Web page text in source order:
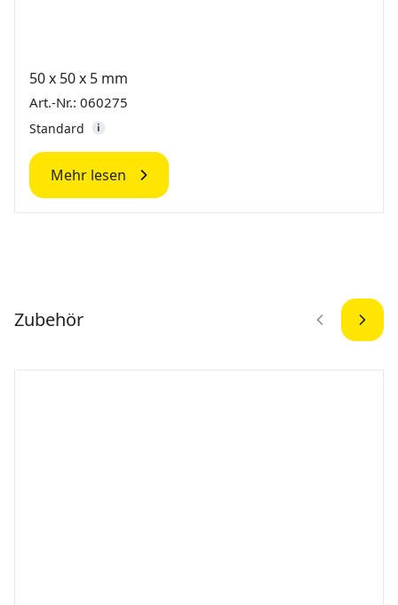
50 x 50 x 5 mm
Art.-Nr.: 060275
Standard
Mehr lesen
Zubehör